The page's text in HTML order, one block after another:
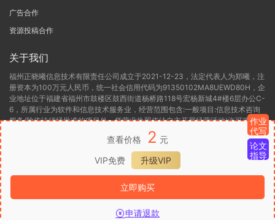
查看价格 2 元
VIP免费
升级VIP
立即购买
申请退款
广告合作
资源投稿合作
关于我们
福州正晓曦信息技术有限责任公司成立于2021-12-23，法定代表人为郑曦，注
册资本为100万元人民币，统一社会信用代码为91350102MA8UEWD80H，企
业地址位于福建省福州市鼓楼区鼓西街道杨桥路118号宏杨新城4#楼6层办公C-
6，所属行业为软件和信息技术服务业，经营范围包含:一般项目:信息技术咨询
服务(除依法须经批准的项目外，凭营业执照依法自主开展经营活动)许可项目:
第二类增值电信业务(依法须经批准的项目，经相关部门批准后方可开展经营活
动，具体经营项目以相关部门批准文件或许可证件为准)。福州正晓曦信息技术
有限责任公司目前的经营状态为存续(在营，开业、在册)。
闽ICP备2022000306号-1闽B2-20220416闽公网安备 35012302000136
号
作业
代写
论文
指导